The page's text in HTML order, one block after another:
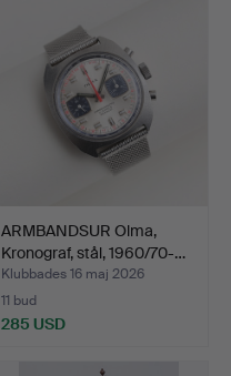
ARMBANDSUR Olma,
Kronograf, stål, 1960/70-…
Klubbades 16 maj 2026
11 bud
285 USD